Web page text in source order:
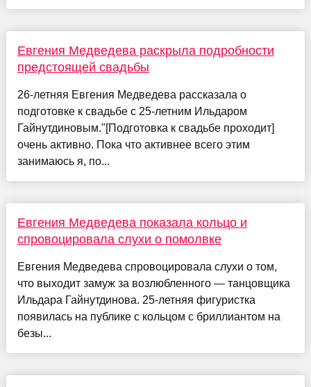
Евгения Медведева раскрыла подробности
предстоящей свадьбы
26-летняя Евгения Медведева рассказала о
подготовке к свадьбе с 25-летним Ильдаром
Гайнутдиновым."[Подготовка к свадьбе проходит]
очень активно. Пока что активнее всего этим
занимаюсь я, по...
Евгения Медведева показала кольцо и
спровоцировала слухи о помолвке
Евгения Медведева спровоцировала слухи о том,
что выходит замуж за возлюбленного — танцовщика
Ильдара Гайнутдинова. 25-летняя фигуристка
появилась на публике с кольцом с бриллиантом на
безы...